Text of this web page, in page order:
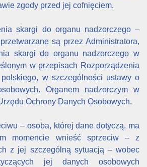
zgody przed jej cofnięciem.
skargi do organu nadzorczego –
są przez Administratora,
skargi do organu nadzorczego w
w przepisach Rozporządzenia
w szczególności ustawy o
Organem nadzorczym w
Ochrony Danych Osobowych.
– osoba, której dane dotyczą, ma
momencie wnieść sprzeciw – z
z jej szczególną sytuacją – wobec
jej danych osobowych